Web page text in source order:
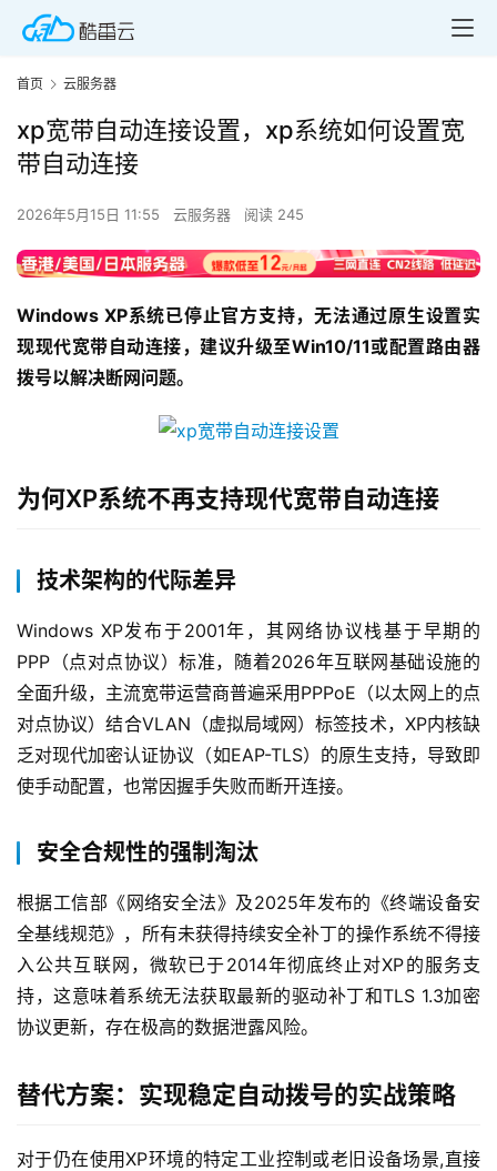
首页 云服务器
xp宽带自动连接设置，xp系统如何设置宽
带自动连接
2026年5月15日 11:55 云服务器 阅读 245
Windows XP系统已停止官方支持，无法通过原生设置实
现现代宽带自动连接，建议升级至Win10/11或配置路由器
拨号以解决断网问题。
为何XP系统不再支持现代宽带自动连接
技术架构的代际差异
Windows XP发布于2001年，其网络协议栈基于早期的
PPP（点对点协议）标准，随着2026年互联网基础设施的
全面升级，主流宽带运营商普遍采用PPPoE（以太网上的点
对点协议）结合VLAN（虚拟局域网）标签技术，XP内核缺
乏对现代加密认证协议（如EAP-TLS）的原生支持，导致即
使手动配置，也常因握手失败而断开连接。
安全合规性的强制淘汰
根据工信部《网络安全法》及2025年发布的《终端设备安
全基线规范》，所有未获得持续安全补丁的操作系统不得接
入公共互联网，微软已于2014年彻底终止对XP的服务支
持，这意味着系统无法获取最新的驱动补丁和TLS 1.3加密
协议更新，存在极高的数据泄露风险。
替代方案：实现稳定自动拨号的实战策略
对于仍在使用XP环境的特定工业控制或老旧设备场景,直接